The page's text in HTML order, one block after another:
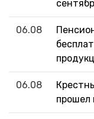
06.08
06.08
прошел